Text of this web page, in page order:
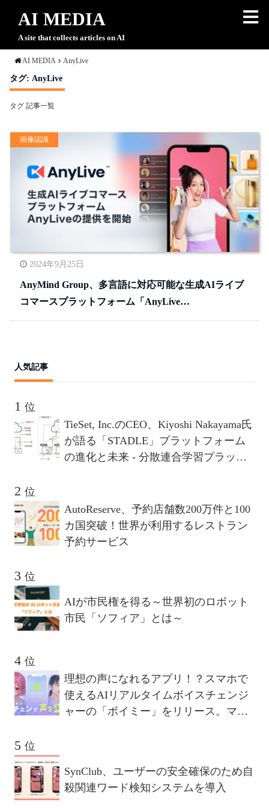
AI MEDIA
A site that collects articles on AI
AI MEDIA AnyLive
タグ: AnyLive
タグ 記事一覧
画像認識
2024年9月25日
AnyMind Group、多言語に対応可能な生成AIライブ
コマースプラットフォーム「AnyLive…
人気記事
位
TieSet, Inc.のCEO、Kiyoshi Nakayama氏
が語る「STADLE」プラットフォーム
の進化と未来 - 分散連合学習プラット
位
AutoReserve、予約店舗数200万件と100
カ国突破！世界が利用するレストラン
予約サービス
位
AIが市民権を得る～世界初のロボット
市民「ソフィア」とは～
位
理想の声になれるアプリ！？スマホで
使えるAIリアルタイムボイスチェンジ
ャーの「ボイミー」をリリース。マイ
位
SynClub、ユーザーの安全確保のため自
殺関連ワード検知システムを導入